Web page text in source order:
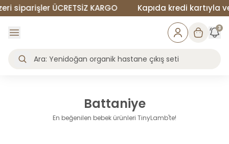
ÜCRETSİZ KARGO Kapıda kredi kartıyla
3
Battaniye
En beğenilen bebek ürünleri TinyLamb'te!